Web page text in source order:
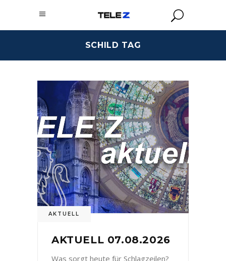
SCHILD TAG
AKTUELL
AKTUELL 07.08.2026
Was sorgt heute für Schlagzeilen?